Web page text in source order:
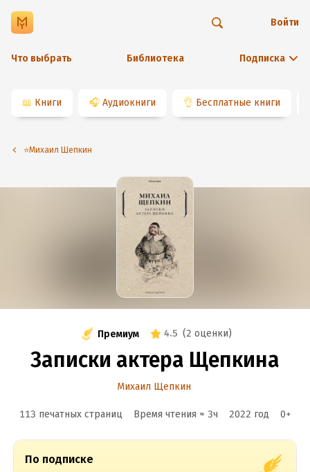
Что выбрать Библиотека Подписка
Войти
📖 Книги 🎧 Аудиокниги 👌 Бесплатные книги
⭐️Михаил Щепкин
Премиум 4.5 (2 оценки)
Записки актера Щепкина
Михаил Щепкин
113 печатных страниц Время чтения ≈ 3ч 2022 год 0+
По подписке